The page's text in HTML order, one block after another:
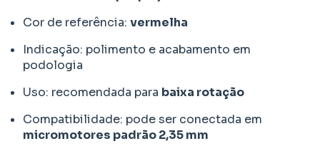
Cor de referência: vermelha
Indicação: polimento e acabamento em
podologia
Uso: recomendada para baixa rotação
Compatibilidade: pode ser conectada em
micromotores padrão 2,35 mm